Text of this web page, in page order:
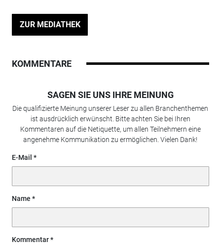
ZUR MEDIATHEK
KOMMENTARE
SAGEN SIE UNS IHRE MEINUNG
Die qualifizierte Meinung unserer Leser zu allen Branchenthemen
ist ausdrücklich erwünscht. Bitte achten Sie bei Ihren
Kommentaren auf die Netiquette, um allen Teilnehmern eine
angenehme Kommunikation zu ermöglichen. Vielen Dank!
E-Mail
Name
Kommentar